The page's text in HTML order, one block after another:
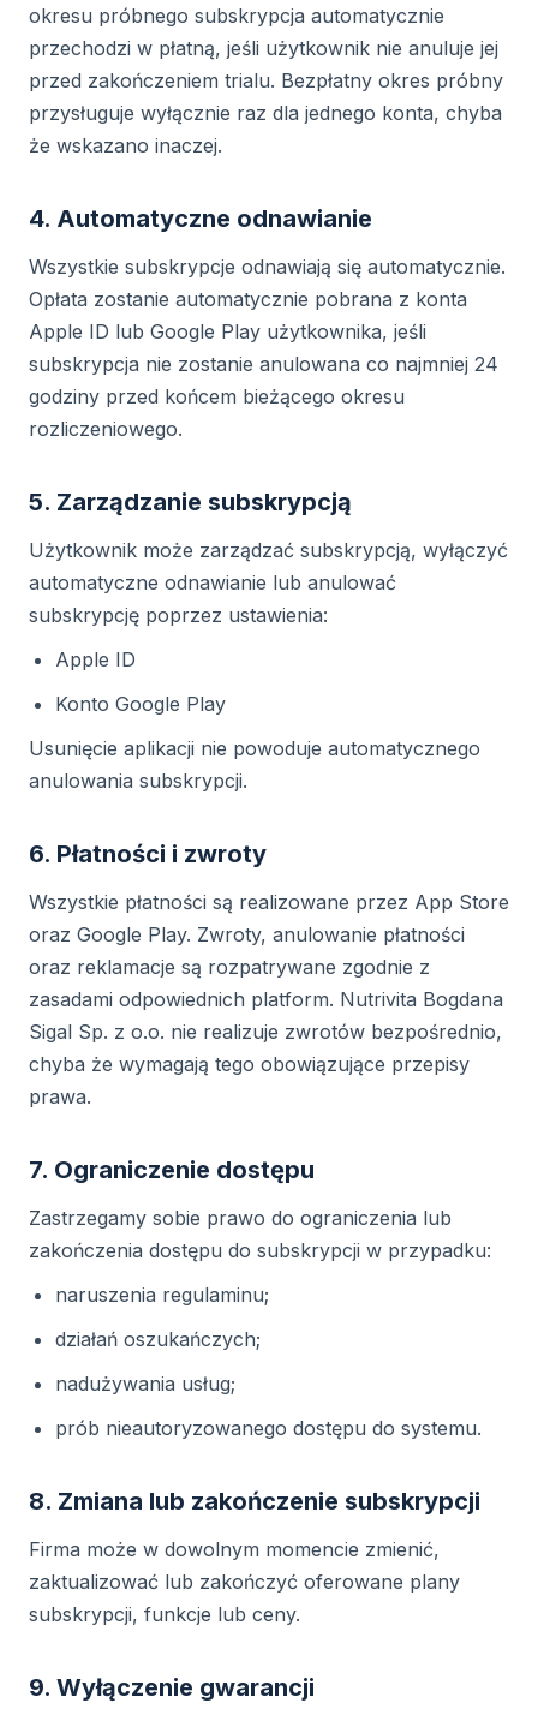
okresu próbnego subskrypcja automatycznie
przechodzi w płatną, jeśli użytkownik nie anuluje jej
przed zakończeniem trialu. Bezpłatny okres próbny
przysługuje wyłącznie raz dla jednego konta, chyba
że wskazano inaczej.
4. Automatyczne odnawianie
Wszystkie subskrypcje odnawiają się automatycznie.
Opłata zostanie automatycznie pobrana z konta
Apple ID lub Google Play użytkownika, jeśli
subskrypcja nie zostanie anulowana co najmniej 24
godziny przed końcem bieżącego okresu
rozliczeniowego.
5. Zarządzanie subskrypcją
Użytkownik może zarządzać subskrypcją, wyłączyć
automatyczne odnawianie lub anulować
subskrypcję poprzez ustawienia:
Apple ID
Konto Google Play
Usunięcie aplikacji nie powoduje automatycznego
anulowania subskrypcji.
6. Płatności i zwroty
Wszystkie płatności są realizowane przez App Store
oraz Google Play. Zwroty, anulowanie płatności
oraz reklamacje są rozpatrywane zgodnie z
zasadami odpowiednich platform. Nutrivita Bogdana
Sigal Sp. z o.o. nie realizuje zwrotów bezpośrednio,
chyba że wymagają tego obowiązujące przepisy
prawa.
7. Ograniczenie dostępu
Zastrzegamy sobie prawo do ograniczenia lub
zakończenia dostępu do subskrypcji w przypadku:
naruszenia regulaminu;
działań oszukańczych;
nadużywania usług;
prób nieautoryzowanego dostępu do systemu.
8. Zmiana lub zakończenie subskrypcji
Firma może w dowolnym momencie zmienić,
zaktualizować lub zakończyć oferowane plany
subskrypcji, funkcje lub ceny.
9. Wyłączenie gwarancji